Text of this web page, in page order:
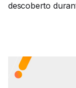
descoberto